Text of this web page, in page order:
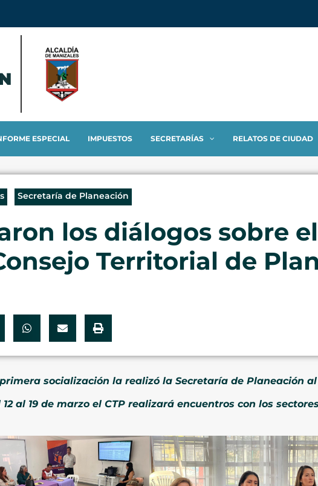
ESPECIAL IMPUESTOS SECRETARÍAS RELATOS DE CIUDAD
Secretaría de Planeación
los diálogos sobre
Territorial de
socialización la realizó la Secretaría de Planeación al
19 de marzo el CTP realizará encuentros con los